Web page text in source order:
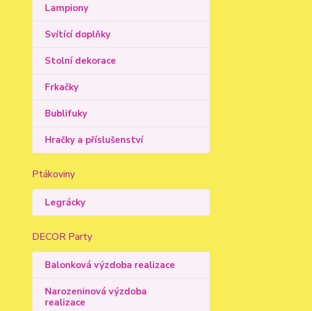
Lampiony
Svítící doplňky
Stolní dekorace
Frkačky
Bublifuky
Hračky a příslušenství
Ptákoviny
Legrácky
DECOR Party
Balonková výzdoba realizace
Narozeninová výzdoba
realizace